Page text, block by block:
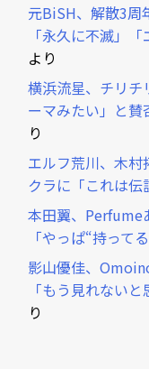
元BiSH、解散3周
「永久に不滅」
より
横浜流星、チリ
ーマみたい」と賛
り
エルフ荒川、木村
クラに「これは伝
本田翼、Perfume
「やっぱ“持って
影山優佳、
「もう見れないと
り